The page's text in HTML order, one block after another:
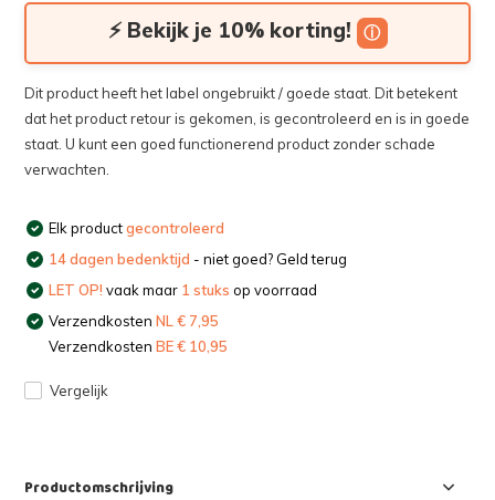
⚡ Bekijk je 10% korting! ⓘ
Dit product heeft het label ongebruikt / goede staat. Dit betekent
dat het product retour is gekomen, is gecontroleerd en is in goede
staat. U kunt een goed functionerend product zonder schade
verwachten.
Elk productgecontroleerd
14 dagen bedenktijd - niet goed? Geld terug
LET OP! vaak maar 1 stuks op voorraad
VerzendkostenNL € 7,95
VerzendkostenBE € 10,95
Vergelijk
Productomschrijving